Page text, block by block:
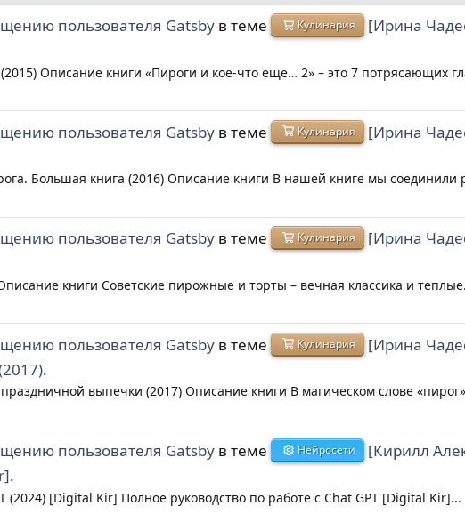
пользователя Gatsby в теме Кулинария
[Ирина
Описание книги «Пироги и кое-что еще… 2» – это 7 потрясающих
пользователя Gatsby в теме Кулинария
[Ирина
Большая книга (2016) Описание книги В нашей книге мы соединили
пользователя Gatsby в теме Кулинария
[Ирина
книги Советские пирожные и торты – вечная классика и
пользователя Gatsby в теме Кулинария
[Ирина
.
выпечки (2017) Описание книги В магическом слове «пирог»
пользователя Gatsby в теме Нейросети
[Кирилл
.
(2024) [Digital Kir] Полное руководство по работе с Chat GPT [Digital Kir]...